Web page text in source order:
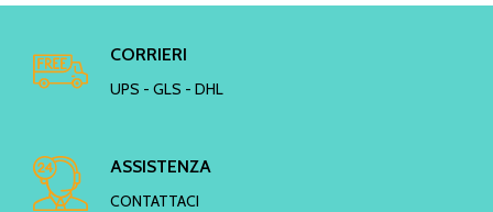
CORRIERI
UPS - GLS - DHL
ASSISTENZA
CONTATTACI